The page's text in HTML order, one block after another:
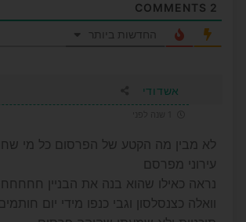
2
החדשות ביותר
אשדודי
לא מבין מה הקטע של הפרסום כל מי
עירוני מפרסם
נראה כאילו שהוא בנה את הבניין
וואלה כצנסלסון וגבי כנפו מידי יום